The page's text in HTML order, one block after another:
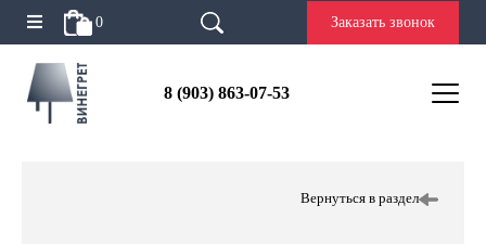
0 Заказать звонок
8 (903) 863-07-53
Вернуться в раздел